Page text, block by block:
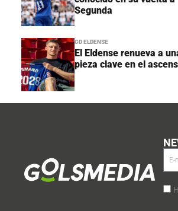
Segunda
CD ELDENSE
El Eldense renueva a
pieza clave en el